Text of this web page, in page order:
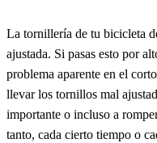
La tornillería de tu bicicleta
ajustada. Si pasas esto por
problema aparente en el
llevar los tornillos mal
importante o incluso a
tanto, cada cierto tiempo o